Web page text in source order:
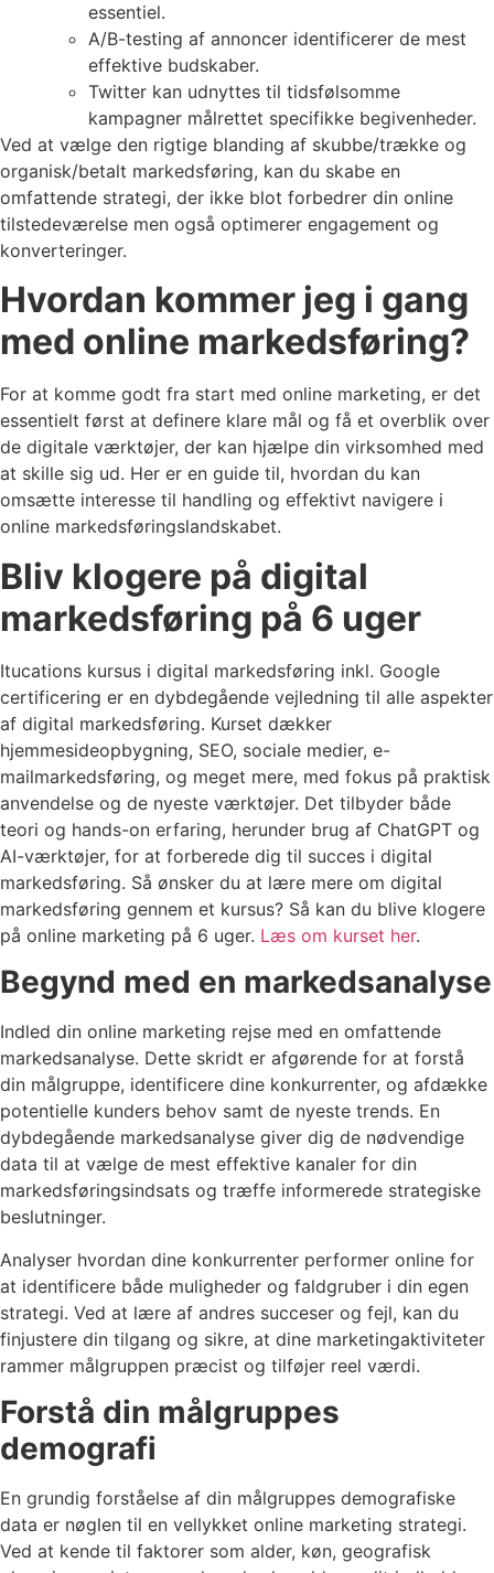
essentiel.
A/B-testing af annoncer identificerer de mest
effektive budskaber.
Twitter kan udnyttes til tidsfølsomme
kampagner målrettet specifikke begivenheder.
Ved at vælge den rigtige blanding af skubbe/trække og
organisk/betalt markedsføring, kan du skabe en
omfattende strategi, der ikke blot forbedrer din online
tilstedeværelse men også optimerer engagement og
konverteringer.
Hvordan kommer jeg i gang
med online markedsføring?
For at komme godt fra start med online marketing, er det
essentielt først at definere klare mål og få et overblik over
de digitale værktøjer, der kan hjælpe din virksomhed med
at skille sig ud. Her er en guide til, hvordan du kan
omsætte interesse til handling og effektivt navigere i
online markedsføringslandskabet.
Bliv klogere på digital
markedsføring på 6 uger
Itucations kursus i digital markedsføring inkl. Google
certificering er en dybdegående vejledning til alle aspekter
af digital markedsføring. Kurset dækker
hjemmesideopbygning, SEO, sociale medier, e-
mailmarkedsføring, og meget mere, med fokus på praktisk
anvendelse og de nyeste værktøjer. Det tilbyder både
teori og hands-on erfaring, herunder brug af ChatGPT og
AI-værktøjer, for at forberede dig til succes i digital
markedsføring. Så ønsker du at lære mere om digital
markedsføring gennem et kursus? Så kan du blive klogere
på online marketing på 6 uger. Læs om kurset her.
Begynd med en markedsanalyse
Indled din online marketing rejse med en omfattende
markedsanalyse. Dette skridt er afgørende for at forstå
din målgruppe, identificere dine konkurrenter, og afdække
potentielle kunders behov samt de nyeste trends. En
dybdegående markedsanalyse giver dig de nødvendige
data til at vælge de mest effektive kanaler for din
markedsføringsindsats og træffe informerede strategiske
beslutninger.
Analyser hvordan dine konkurrenter performer online for
at identificere både muligheder og faldgruber i din egen
strategi. Ved at lære af andres succeser og fejl, kan du
finjustere din tilgang og sikre, at dine marketingaktiviteter
rammer målgruppen præcist og tilføjer reel værdi.
Forstå din målgruppes
demografi
En grundig forståelse af din målgruppes demografiske
data er nøglen til en vellykket online marketing strategi.
Ved at kende til faktorer som alder, køn, geografisk